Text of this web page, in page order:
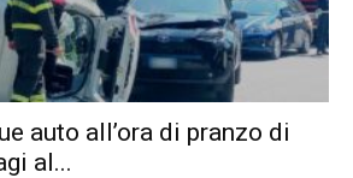
auto all’ora di pranzo di
al...